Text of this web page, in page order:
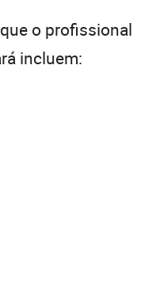
o profissional
incluem: